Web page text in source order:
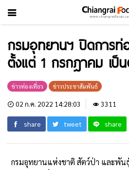
กรมอุทยานฯ ปิด​การท่
ตั้งแต่​ 1 กรกฎาคม​ เป็น
ข่าวท่องเที่ยว ข่าวประชาสัมพันธ์
02 ก.ค. 2022 14:28:03 3311
share tweet share
กรมอุทยานแห่งชาติ สัตว์ป่า และพัน